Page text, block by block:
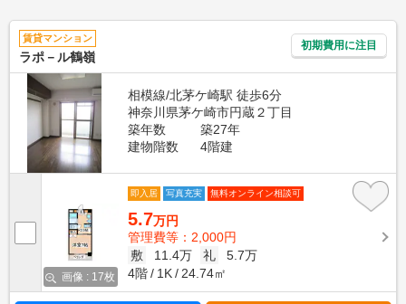
賃貸マンション
ラポ－ル鶴嶺
初期費用に注目
相模線/北茅ケ崎駅 徒歩6分
神奈川県茅ケ崎市円蔵２丁目
築年数
築27年
建物階数
4階建
画像 : 17枚
即入居 写真充実 無料オンライン相談可
5.7万円
管理費等：2,000円
敷
11.4万 礼
5.7万
4階
1K 24.74㎡